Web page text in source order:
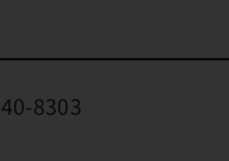
40-8303